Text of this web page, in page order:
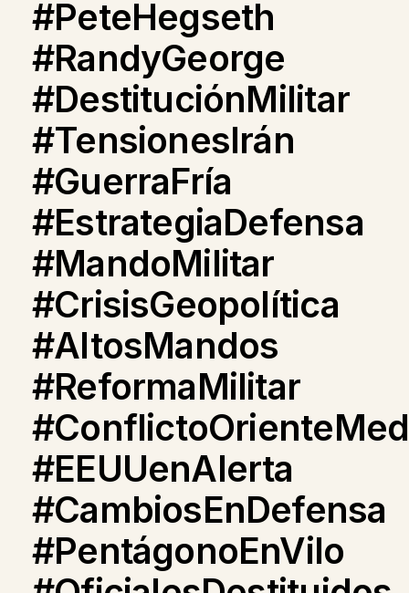
#PeteHegseth
#RandyGeorge
#DestituciónMilitar
#TensionesIrán
#GuerraFría
#EstrategiaDefensa
#MandoMilitar
#CrisisGeopolítica
#AltosMandos
#ReformaMilitar
#EEUUenAlerta
#CambiosEnDefensa
#PentágonoEnVilo